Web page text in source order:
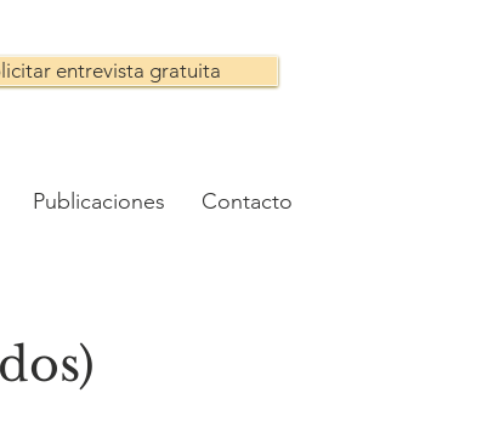
entrevista gratuita
Publicaciones Contacto
s)